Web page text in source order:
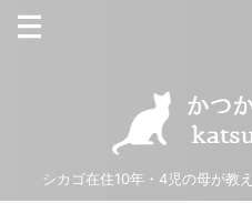
シカゴ在住10年・4児の母が教